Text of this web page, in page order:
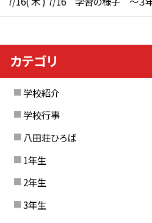
カテゴリ
学校紹介
学校行事
八田荘ひろば
1年生
2年生
3年生